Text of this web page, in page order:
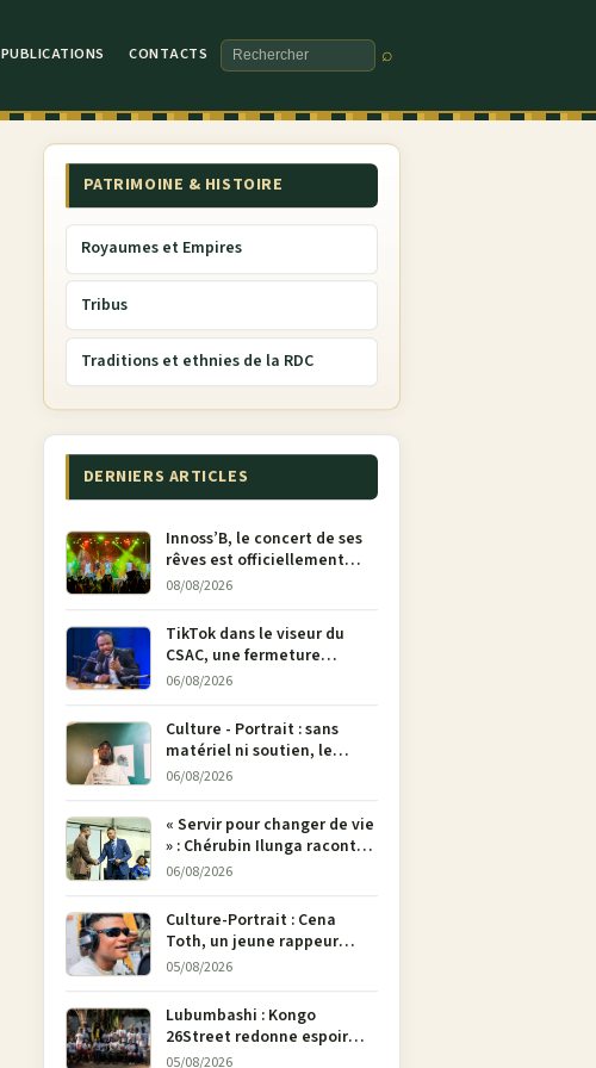
PUBLICATIONS CONTACTS
Rechercher
⌕
PATRIMOINE & HISTOIRE
Royaumes et Empires
Tribus
Traditions et ethnies de la RDC
DERNIERS ARTICLES
Innoss’B, le concert de ses
rêves est officiellement
annulé !
08/08/2026
TikTok dans le viseur du
CSAC, une fermeture
envisagée pour contrer la
06/08/2026
Culture - Portrait : sans
matériel ni soutien, le
dessinateur Justin
son crayon
06/08/2026
« Servir pour changer de vie
» : Chérubin Ilunga raconte
le parcours du député
Tshimbu en 137 pages
06/08/2026
Culture-Portrait : Cena
Toth, un jeune rappeur
déterminé à faire entendre
05/08/2026
Lubumbashi : Kongo
26Street redonne espoir
aux enfants de la rue par
05/08/2026